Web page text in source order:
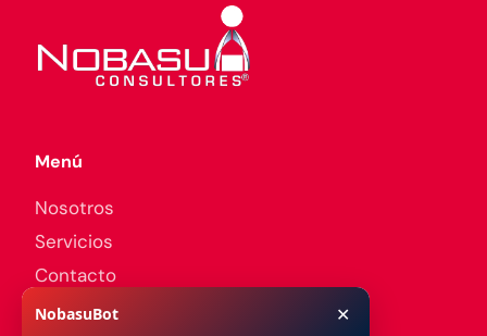
Menú
Nosotros
Servicios
Contacto
NobasuBot ✕